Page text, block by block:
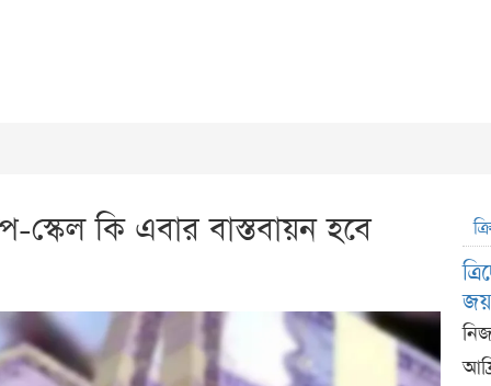
স্কেল কি এবার বাস্তবায়ন হবে
জয়